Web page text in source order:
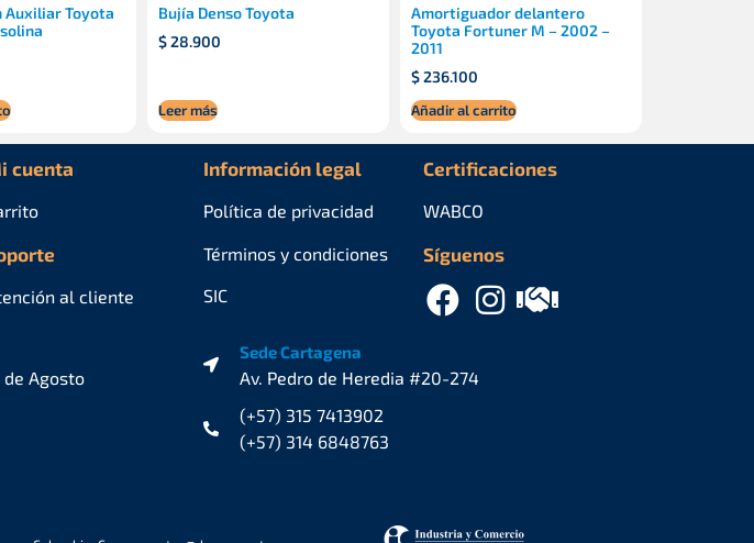
Auxiliar Toyota
Bujía Denso Toyota
$28.900
Leer más
Amortiguador delantero
Toyota Fortuner M – 2002 –
2011
$236.100
Añadir al carrito
cuenta
al cliente
Información legal
Política de privacidad
Términos y condiciones
SIC
Certificaciones
Síguenos
WABCO
de Agosto
Sede Cartagena
Av. Pedro de Heredia #20-274
(+57) 315 7413902
(+57) 314 6848763